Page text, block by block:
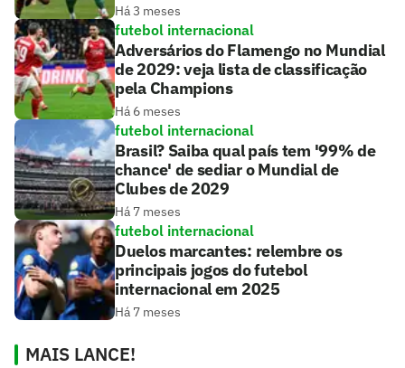
Há 3 meses
futebol internacional
Adversários do Flamengo no Mundial
de 2029: veja lista de classificação
pela Champions
Há 6 meses
futebol internacional
Brasil? Saiba qual país tem '99% de
chance' de sediar o Mundial de
Clubes de 2029
Há 7 meses
futebol internacional
Duelos marcantes: relembre os
principais jogos do futebol
internacional em 2025
Há 7 meses
MAIS LANCE!